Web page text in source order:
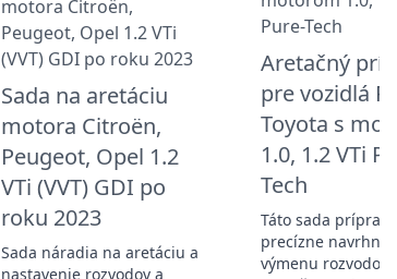
Sada na aretáciu
motora Citroën,
Peugeot, Opel 1.2
VTi (VVT) GDI po
roku 2023
Sada náradia na aretáciu a
nastavenie rozvodov a
Aretačný
pre vozidlá
Toyota s
1.0, 1.2 VTi
Tech
Táto sada
precízne
výmenu